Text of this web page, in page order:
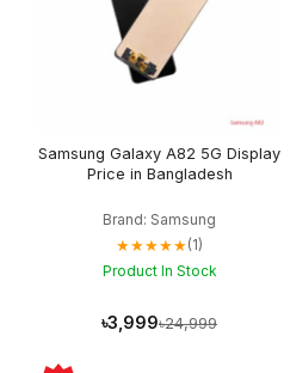
Samsung Galaxy A82 5G Display
Price in Bangladesh
Brand: Samsung
★★★★★(1)
Product In Stock
৳3,999৳24,999